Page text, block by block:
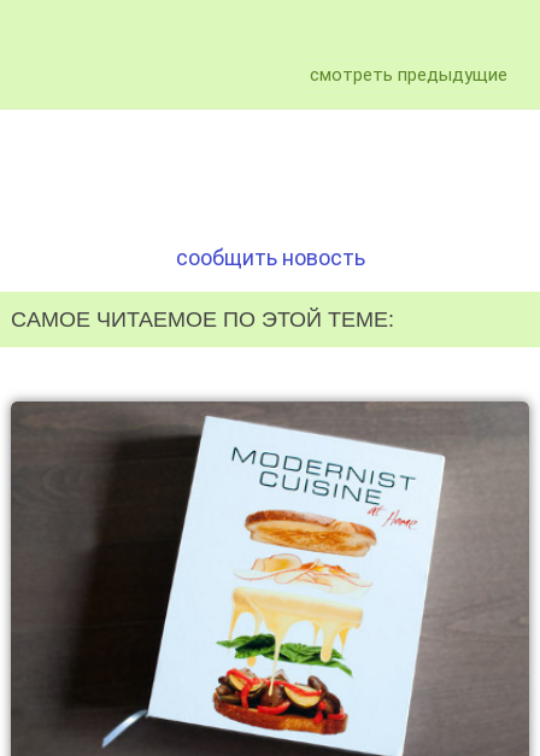
смотреть предыдущие
сообщить новость
САМОЕ ЧИТАЕМОЕ ПО ЭТОЙ ТЕМЕ: